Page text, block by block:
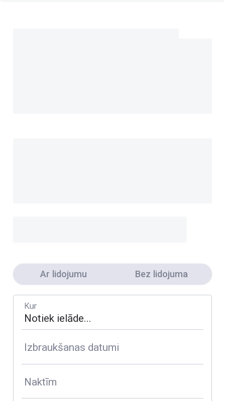
Ar lidojumu Bez lidojuma
Kur
Izbraukšanas datumi
Naktīm